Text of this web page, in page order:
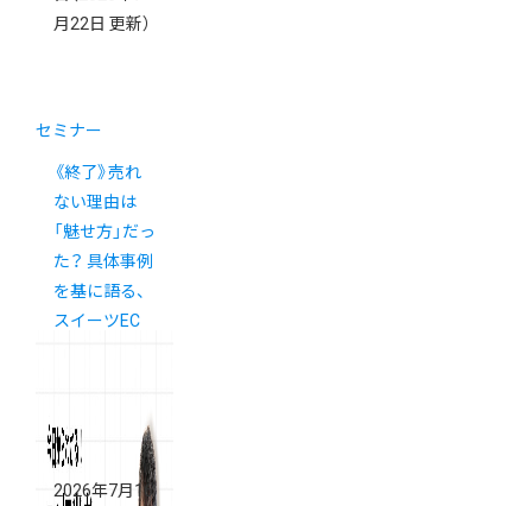
月22日 更新）
セミナー
《終了》売れ
ない理由は
「魅せ方」だっ
た？ 具体事例
を基に語る、
スイーツEC
セミナー
2026年7月16